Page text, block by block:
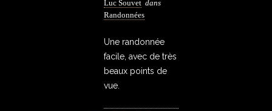
Luc Souvet dans
Randonnées
Une randonnée
facile, avec de très
beaux points de
vue.